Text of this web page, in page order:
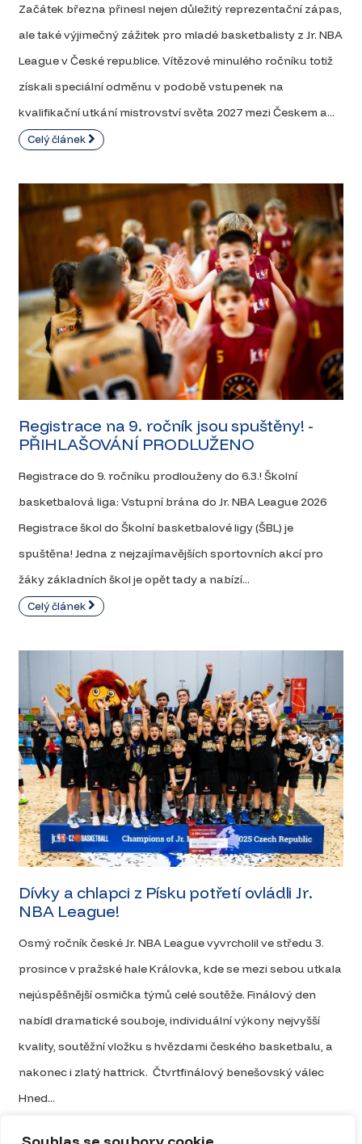
Začátek března přinesl nejen důležitý reprezentační zápas,
ale také výjimečný zážitek pro mladé basketbalisty z Jr. NBA
League v České republice. Vítězové minulého ročníku totiž
získali speciální odměnu v podobě vstupenek na
kvalifikační utkání mistrovství světa 2027 mezi Českem a...
Celý článek
Registrace na 9. ročník jsou spuštěny! -
PŘIHLAŠOVÁNÍ PRODLUŽENO
Registrace do 9. ročníku prodlouženy do 6.3.! Školní
basketbalová liga: Vstupní brána do Jr. NBA League 2026
Registrace škol do Školní basketbalové ligy (ŠBL) je
spuštěna! Jedna z nejzajímavějších sportovních akcí pro
žáky základních škol je opět tady a nabízí...
Celý článek
Dívky a chlapci z Písku potřetí ovládli Jr.
NBA League!
Osmý ročník české Jr. NBA League vyvrcholil ve středu 3.
prosince v pražské hale Královka, kde se mezi sebou utkala
nejúspěšnější osmička týmů celé soutěže. Finálový den
nabídl dramatické souboje, individuální výkony nejvyšší
kvality, soutěžní vložku s hvězdami českého basketbalu, a
nakonec i zlatý hattrick. Čtvrtfinálový benešovský válec
Hned...